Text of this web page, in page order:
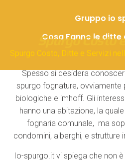
Gruppo io
Cosa Fanno le
Spurgo Costo
Spurgo Costo, Ditte e Servizi
Spesso si desidera
spurgo fognature, ovviamente
biologiche e imhoff. Gli
hanno una abitazione, la
fognaria comunale, ma
condomini, alberghi, e strutture
Io-spurgo.it vi spiega che non